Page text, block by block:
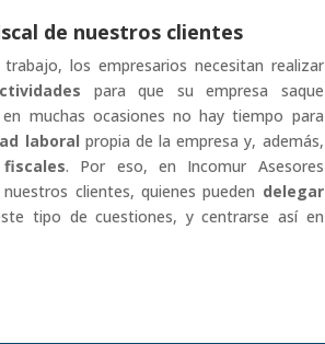
de nuestros clientes
los empresarios necesitan realizar
para que su empresa saque
muchas ocasiones no hay tiempo para
laboral propia de la empresa y, además,
. Por eso, en Incomur Asesores
clientes, quienes pueden delegar
tipo de cuestiones, y centrarse así en